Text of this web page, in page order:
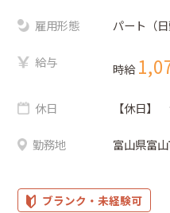
雇用形態 パート（
給与 時給
休日 【休日】
勤務地 富山県富
ブランク・未経験可